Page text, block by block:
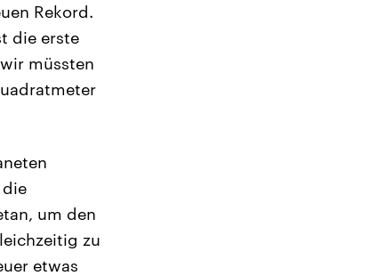
Rekord.
die erste
müssten
die
um den
zu
etwas